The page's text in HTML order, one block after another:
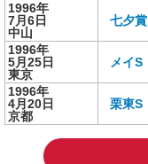
1996年
7月6日
中山
七夕賞
1996年
5月25日
東京
メイS
1996年
4月20日
京都
栗東S